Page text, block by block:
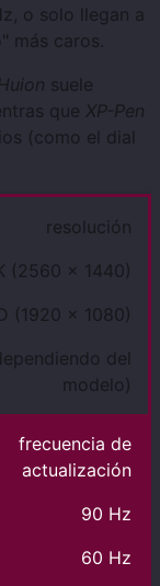
o solo llegan a
más caros.
suele
que XP-Pen
(como el dial
resolución
(2560 x 1440)
(1920 x 1080)
del
modelo)
frecuencia de
actualización
90 Hz
60 Hz